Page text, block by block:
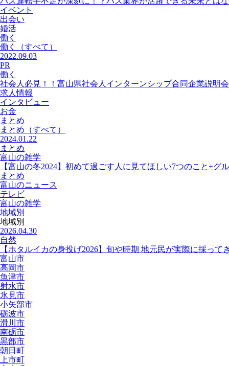
イベント
出会い
婚活
働く
働く
（すべて）
2022.09.03
PR
働く
社会人必見！！富山県社会人インターンシップ合同企業説明会
求人情報
インタビュー
お金
まとめ
まとめ （すべて）
2024.01.22
まとめ
富山の雑学
【富山の冬2024】初めて過ごす人に見てほしい7つのこと+グ
まとめ
富山のニュース
テレビ
富山の雑学
地域別
地域別
2026.04.30
自然
【ホタルイカの身投げ2026】旬や時期 地元民が実際に採って
富山市
高岡市
魚津市
射水市
氷見市
小矢部市
砺波市
滑川市
南砺市
黒部市
朝日町
上市町